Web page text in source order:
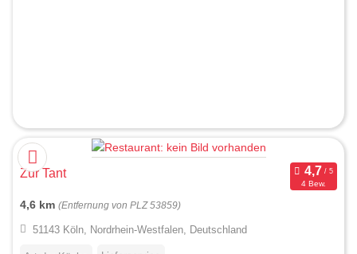
Zur Tant
4 Bew.
4,6 km (Entfernung von PLZ 53859)
51143 Köln, Nordrhein-Westfalen, Deutschland